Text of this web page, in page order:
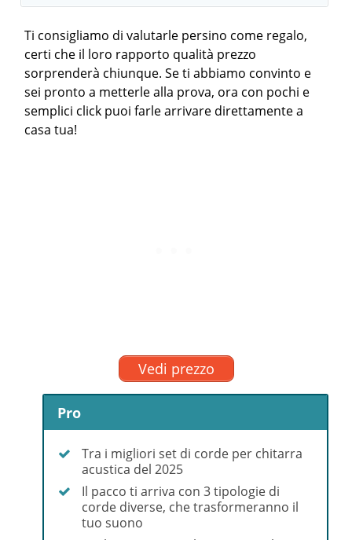
Ti consigliamo di valutarle persino come regalo,
certi che il loro rapporto qualità prezzo
sorprenderà chiunque. Se ti abbiamo convinto e
sei pronto a metterle alla prova, ora con pochi e
semplici click puoi farle arrivare direttamente a
casa tua!
Vedi prezzo
Pro
Tra i migliori set di corde per chitarra
acustica del 2025
Il pacco ti arriva con 3 tipologie di
corde diverse, che trasformeranno il
tuo suono